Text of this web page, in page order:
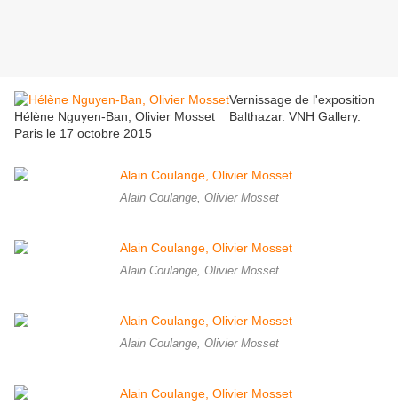
Hélène Nguyen-Ban, Olivier Mosset
Vernissage de l'exposition
Balthazar. VNH Gallery.
Paris le 17 octobre 2015
Alain Coulange, Olivier Mosset
Alain Coulange, Olivier Mosset
Alain Coulange, Olivier Mosset